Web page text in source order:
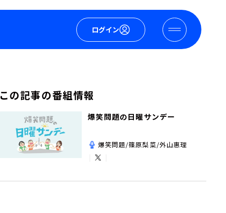
ログイン
この記事の番組情報
爆笑問題の日曜サンデー
爆笑問題/篠原梨菜/外山惠理